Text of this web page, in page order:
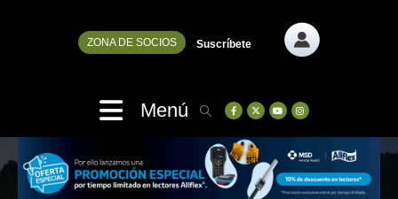
ZONA DE SOCIOS Suscríbete
Menú